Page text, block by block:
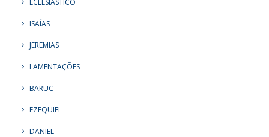
ECLESIÁSTICO
ISAÍAS
JEREMIAS
LAMENTAÇÕES
BARUC
EZEQUIEL
DANIEL